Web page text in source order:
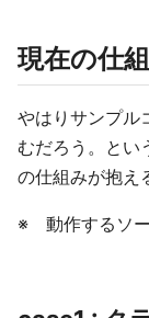
現在の仕
やはりサンプル
むだろう。とい
の仕組みが抱え
※ 動作するソ